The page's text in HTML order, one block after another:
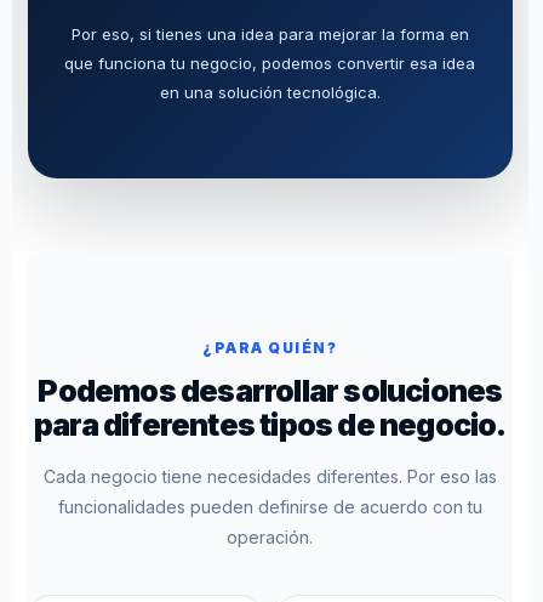
Por eso, si tienes una idea para mejorar la forma en
que funciona tu negocio, podemos convertir esa idea
en una solución tecnológica.
¿PARA QUIÉN?
Podemos desarrollar soluciones
para diferentes tipos de negocio.
Cada negocio tiene necesidades diferentes. Por eso las
funcionalidades pueden definirse de acuerdo con tu
operación.